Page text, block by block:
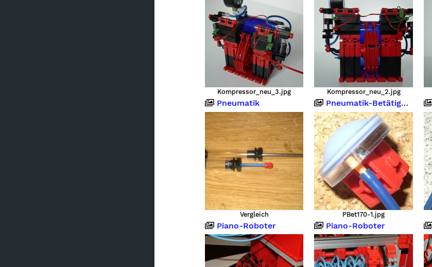
Kompressor_neu_3.jpg Kompressor_neu_2.jpg
Pneumatik
Vergleich
Pneumatik-Betätiger Nachbau
PBet170-1.jpg
Piano-Roboter Piano-Roboter